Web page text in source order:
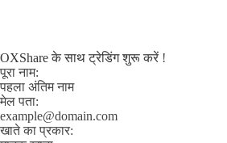
OXShare के साथ ट्रेडिंग शुरू करें !
पूरा नाम:
पहला अंतिम नाम
मेल पता:
example@domain.com
खाते का प्रकार: